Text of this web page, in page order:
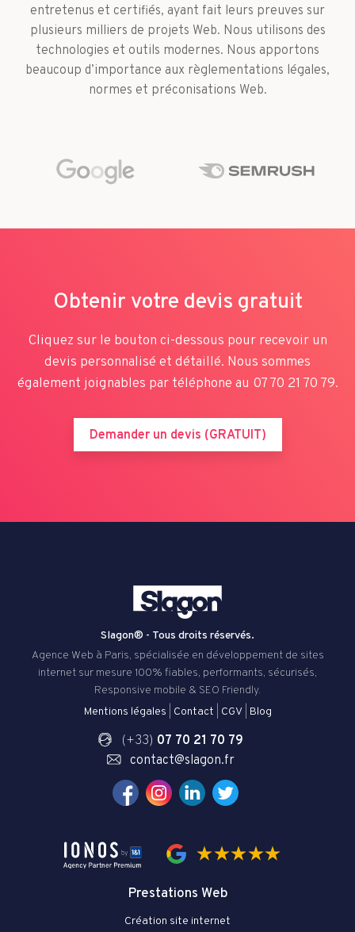
entretenus et certifiés, ayant fait leurs preuves sur
plusieurs milliers de projets Web. Nous utilisons des
technologies et outils modernes. Nous apportons
beaucoup d’importance aux règlementations légales,
normes et préconisations Web.
Obtenir votre devis gratuit
Cliquez sur le bouton ci-dessous pour recevoir un
devis personnalisé et détaillé. Nous sommes
également joignables par téléphone au 07 70 21 70 79.
Demander un devis (GRATUIT)
Slagon® - Tous droits réservés.
Agence Web à Paris, spécialisée en développement de sites
internet sur mesure 100% fiables, performants, sécurisés,
Responsive mobile & SEO Friendly.
Mentions légales
Contact CGV| Blog
(+33) 07 70 21 70 79
contact@slagon.fr
Prestations Web
Création site internet